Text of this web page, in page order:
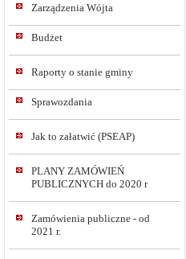
Zarządzenia Wójta
Budżet
Raporty o stanie gminy
Sprawozdania
Jak to załatwić (PSEAP)
PLANY ZAMÓWIEŃ
PUBLICZNYCH do 2020 r
Zamówienia publiczne - od
2021 r.